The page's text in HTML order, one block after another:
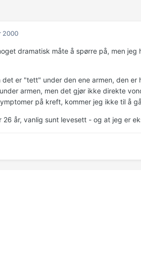
2000
dramatisk måte å spørre på, men
det er "tett" under den ene armen, den
armen, men det gjør ikke direkte
på kreft, kommer jeg ikke til å
26 år, vanlig sunt levesett - og at jeg er